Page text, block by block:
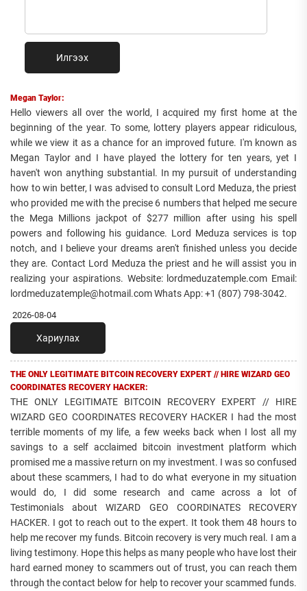
Илгээх
Megan Taylor:
Hello viewers all over the world, I acquired my first home at the
beginning of the year. To some, lottery players appear ridiculous,
while we view it as a chance for an improved future. I'm known as
Megan Taylor and I have played the lottery for ten years, yet I
haven't won anything substantial. In my pursuit of understanding
how to win better, I was advised to consult Lord Meduza, the priest
who provided me with the precise 6 numbers that helped me secure
the Mega Millions jackpot of $277 million after using his spell
powers and following his guidance. Lord Meduza services is top
notch, and I believe your dreams aren't finished unless you decide
they are. Contact Lord Meduza the priest and he will assist you in
realizing your aspirations. Website: lordmeduzatemple.com Email:
lordmeduzatemple@hotmail.com Whats App: +1 (807) 798-3042.
2026-08-04
Хариулах
THE ONLY LEGITIMATE BITCOIN RECOVERY EXPERT // HIRE WIZARD GEO
COORDINATES RECOVERY HACKER:
THE ONLY LEGITIMATE BITCOIN RECOVERY EXPERT // HIRE
WIZARD GEO COORDINATES RECOVERY HACKER I had the most
terrible moments of my life, a few weeks back when I lost all my
savings to a self acclaimed bitcoin investment platform which
promised me a massive return on my investment. I was so confused
about these scammers, I had to do what everyone in my situation
would do, I did some research and came across a lot of
Testimonials about WIZARD GEO COORDINATES RECOVERY
HACKER. I got to reach out to the expert. It took them 48 hours to
help me recover my funds. Bitcoin recovery is very much real. I am a
living testimony. Hope this helps as many people who have lost their
hard earned money to scammers out of trust, you can reach them
through the contact below for help to recover your scammed funds.